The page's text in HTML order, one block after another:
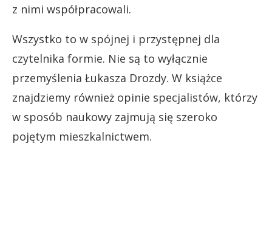
z nimi współpracowali.
Wszystko to w spójnej i przystępnej dla
czytelnika formie. Nie są to wyłącznie
przemyślenia Łukasza Drozdy. W książce
znajdziemy również opinie specjalistów, którzy
w sposób naukowy zajmują się szeroko
pojętym mieszkalnictwem.